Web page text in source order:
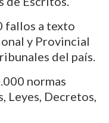
fallos a texto
y Provincial
del país.
normas
Leyes, Decretos,